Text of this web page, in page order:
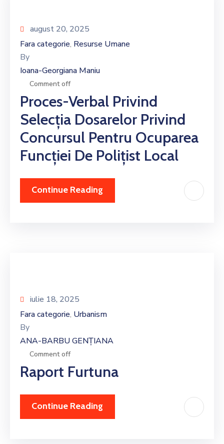
august 20, 2025
Fara categorie‚ Resurse Umane
By
Ioana-Georgiana Maniu
Comment off
Proces-Verbal Privind
Selecția Dosarelor Privind
Concursul Pentru Ocuparea
Funcției De Polițist Local
Continue Reading
iulie 18, 2025
Fara categorie‚ Urbanism
By
ANA-BARBU GENȚIANA
Comment off
Raport Furtuna
Continue Reading